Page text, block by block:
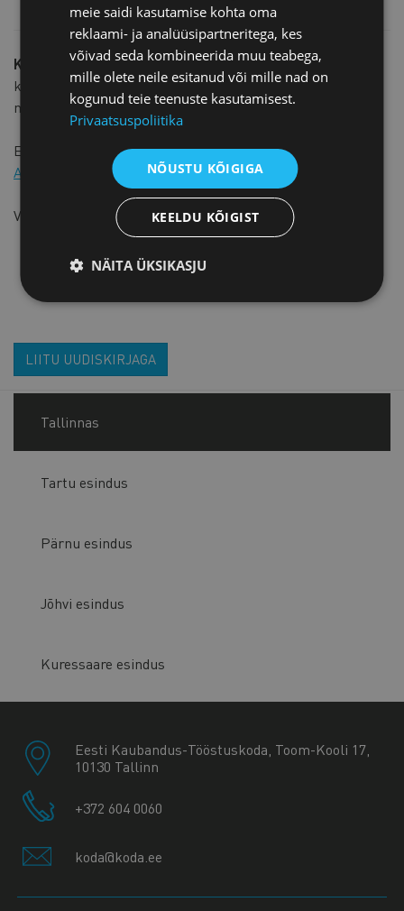
Konkursil osalemise soove ootame 2. juulini. Lisaks ole
kindel, et oled selleks ajaks esitanud oma ettevõtte
majandusaasta aruanded.
Edukaimad ettevõtted osalevad koosEttevõtluse
Auhinna
tublimategaAasta Ettevõte 2023 valimisel.
Võitjad avalikustatakse novembris 2023!
LIITU UUDISKIRJAGA
Tallinnas
Tartu esindus
Pärnu esindus
Jõhvi esindus
Kuressaare esindus
Eesti Kaubandus-Tööstuskoda, Toom-Kooli 17,
10130 Tallinn
+372 604 0060
koda@koda.ee
meie saidi kasutamise kohta oma
reklaami- ja analüüsipartneritega, kes
võivad seda kombineerida muu teabega,
mille olete neile esitanud või mille nad on
kogunud teie teenuste kasutamisest.
Privaatsuspoliitika
NÕUSTU KÕIGIGA
KEELDU KÕIGIST
NÄITA ÜKSIKASJU